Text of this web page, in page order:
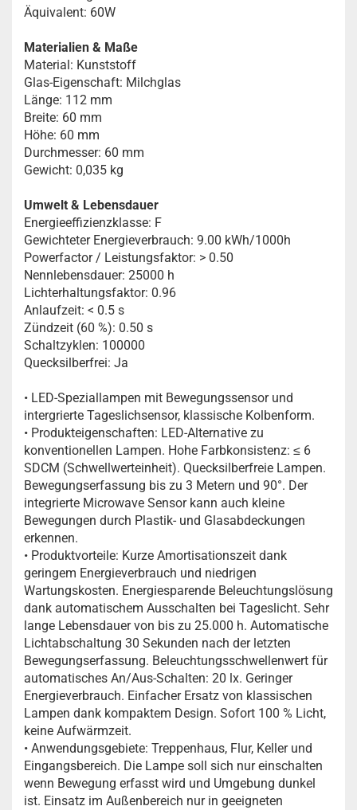
Äquivalent: 60W
Materialien & Maße
Material: Kunststoff
Glas-Eigenschaft: Milchglas
Länge: 112 mm
Breite: 60 mm
Höhe: 60 mm
Durchmesser: 60 mm
Gewicht: 0,035 kg
Umwelt & Lebensdauer
Energieeffizienzklasse: F
Gewichteter Energieverbrauch: 9.00 kWh/1000h
Powerfactor / Leistungsfaktor: > 0.50
Nennlebensdauer: 25000 h
Lichterhaltungsfaktor: 0.96
Anlaufzeit: < 0.5 s
Zündzeit (60 %): 0.50 s
Schaltzyklen: 100000
Quecksilberfrei: Ja
• LED-Speziallampen mit Bewegungssensor und
intergrierte Tageslichsensor, klassische Kolbenform.
• Produkteigenschaften: LED-Alternative zu
konventionellen Lampen. Hohe Farbkonsistenz: ≤ 6
SDCM (Schwellwerteinheit). Quecksilberfreie Lampen.
Bewegungserfassung bis zu 3 Metern und 90°. Der
integrierte Microwave Sensor kann auch kleine
Bewegungen durch Plastik- und Glasabdeckungen
erkennen.
• Produktvorteile: Kurze Amortisationszeit dank
geringem Energieverbrauch und niedrigen
Wartungskosten. Energiesparende Beleuchtungslösung
dank automatischem Ausschalten bei Tageslicht. Sehr
lange Lebensdauer von bis zu 25.000 h. Automatische
Lichtabschaltung 30 Sekunden nach der letzten
Bewegungserfassung. Beleuchtungsschwellenwert für
automatisches An/Aus-Schalten: 20 lx. Geringer
Energieverbrauch. Einfacher Ersatz von klassischen
Lampen dank kompaktem Design. Sofort 100 % Licht,
keine Aufwärmzeit.
• Anwendungsgebiete: Treppenhaus, Flur, Keller und
Eingangsbereich. Die Lampe soll sich nur einschalten
wenn Bewegung erfasst wird und Umgebung dunkel
ist. Einsatz im Außenbereich nur in geeigneten